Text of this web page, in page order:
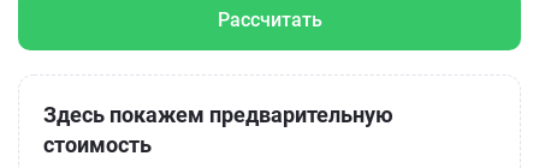
Рассчитать
Здесь покажем предварительную
стоимость